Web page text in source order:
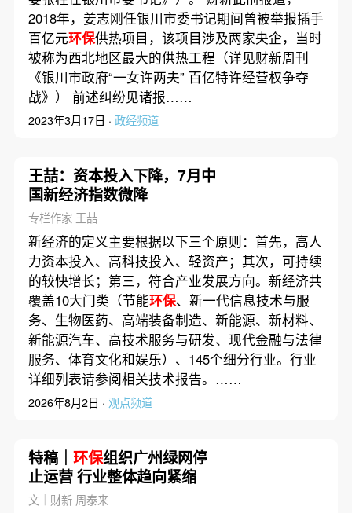
2018年，姜志刚任银川市委书记期间曾被举报插手
百亿元环保供热项目，该项目涉及两家央企，当时
被称为西北地区最大的供热工程（详见财新周刊
《银川市政府“一女许两夫” 百亿特许经营权争夺
战》） 前述纠纷见诸报……
2023年3月17日 · 政经频道
王喆：资本投入下降，7月中
国新经济指数微降
专栏作家 王喆
新经济的定义主要根据以下三个原则：首先，高人
力资本投入、高科技投入、轻资产；其次，可持续
的较快增长；第三，符合产业发展方向。新经济共
覆盖10大门类（节能环保、新一代信息技术与服
务、生物医药、高端装备制造、新能源、新材料、
新能源汽车、高技术服务与研发、现代金融与法律
服务、体育文化和娱乐）、145个细分行业。行业
详细列表请参阅相关技术报告。……
2026年8月2日 · 观点频道
特稿｜ 环保组织广州绿网停
止运营 行业整体趋向紧缩
文｜财新 周泰来